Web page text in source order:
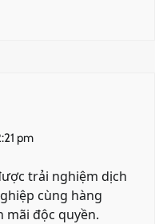
pm
trải nghiệm dịch
cùng hàng
mãi độc quyền.